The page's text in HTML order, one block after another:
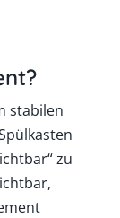
stabilen
zu